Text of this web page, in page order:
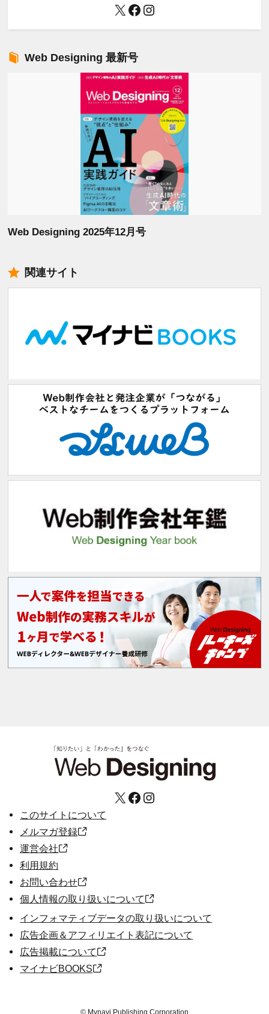
X Facebook
Instagram
Web Designing 最新号
Web Designing 2025年12月号
関連サイト
X Facebook Instagram
このサイトについて
メルマガ登録
運営会社
利用規約
お問い合わせ
個人情報の取り扱いについて
インフォマティブデータの取り扱いについて
広告企画＆アフィリエイト表記について
広告掲載について
マイナビBOOKS